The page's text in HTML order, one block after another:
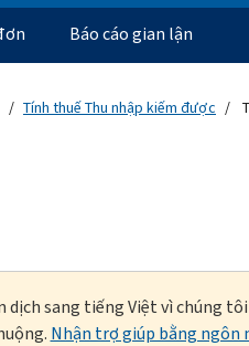
Báo cáo gian lận
Tính thuế Thu nhập kiếm được
dịch sang tiếng Việt vì chúng
Nhận trợ giúp bằng ngôn